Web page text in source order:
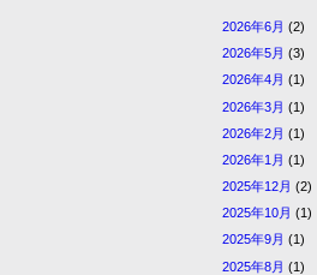
2026年6月 (2)
2026年5月 (3)
2026年4月 (1)
2026年3月 (1)
2026年2月 (1)
2026年1月 (1)
2025年12月 (2)
2025年10月 (1)
2025年9月 (1)
2025年8月 (1)